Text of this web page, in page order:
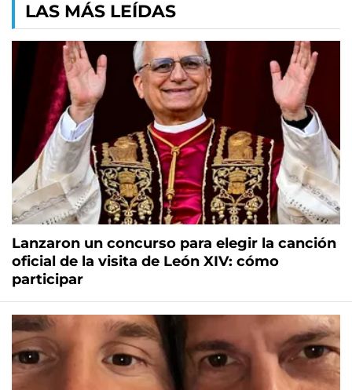
LAS MÁS LEÍDAS
Lanzaron un concurso para elegir la canción
oficial de la visita de León XIV: cómo
participar